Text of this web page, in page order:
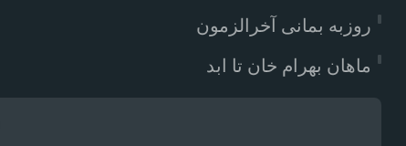
روزبه بمانی آخرالزمون
ماهان بهرام خان تا ابد